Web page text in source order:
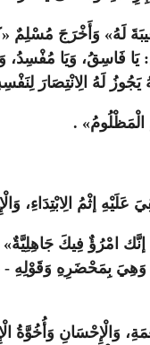
لَهُ» وَأَخْرَجَ مُسْلِمٌ
يَا فَاسِقُ، وَيَا
لَهُ الِانْتِصَارَ
الْمَظْلُومُ» .
إثْمُ الِابْتِدَاءِ،
إنَّك امْرُؤٌ فِيكَ
وَهِيَ بِمَحْضَرِهِ
وَالْإِحْسَانِ